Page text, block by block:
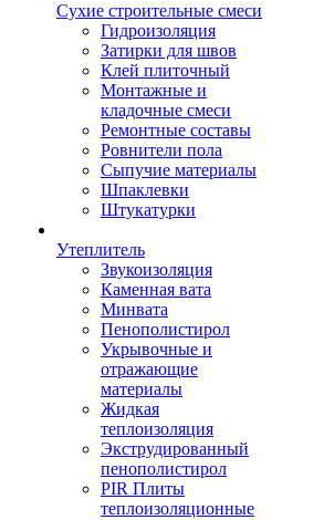
Сухие строительные смеси
Гидроизоляция
Затирки для швов
Клей плиточный
Монтажные и
кладочные смеси
Ремонтные составы
Ровнители пола
Сыпучие материалы
Шпаклевки
Штукатурки
Утеплитель
Звукоизоляция
Каменная вата
Минвата
Пенополистирол
Укрывочные и
отражающие
материалы
Жидкая
теплоизоляция
Экструдированный
пенополистирол
PIR Плиты
теплоизоляционные